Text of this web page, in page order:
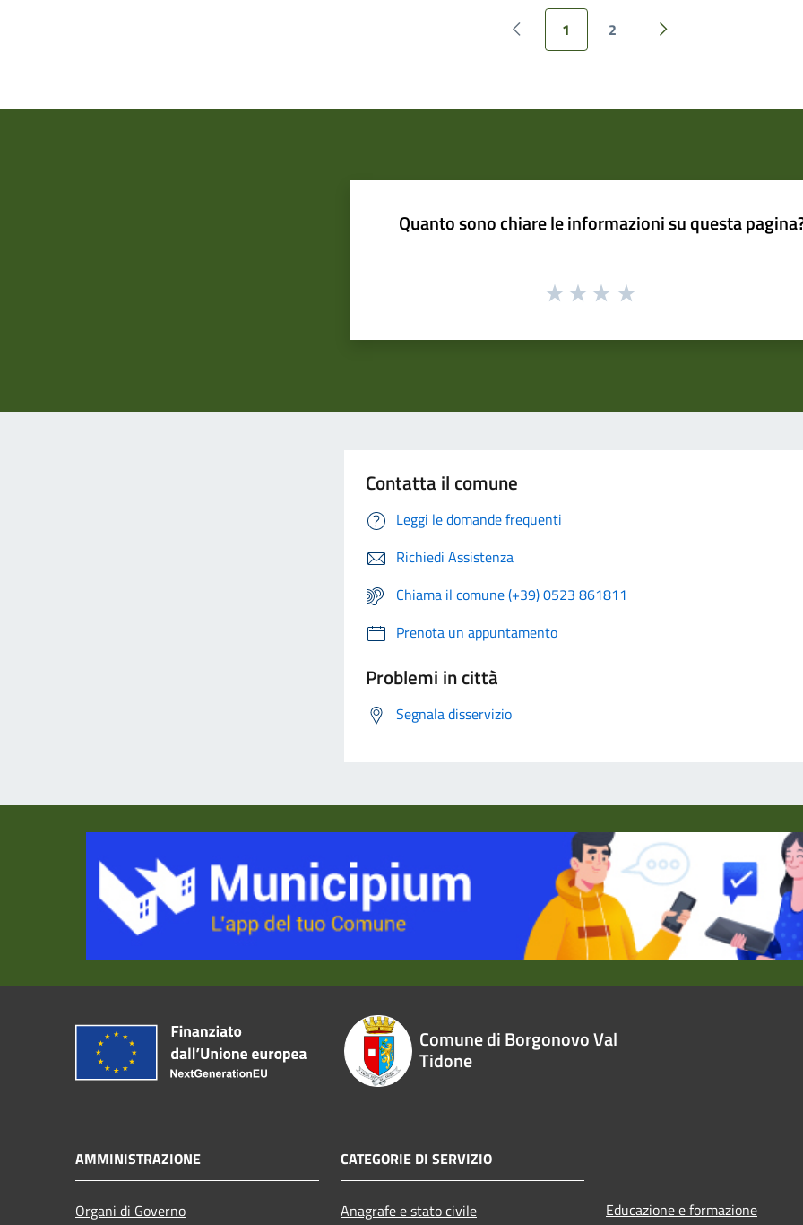
Pagina precedente
1 2
Pagina successiva
Quanto sono chiare le informazioni su questa
Contatta il comune
Leggi le domande frequenti
Richiedi Assistenza
Chiama il comune (+39) 0523 861811
Prenota un appuntamento
Problemi in città
Segnala disservizio
Comune di Borgonovo Val
Tidone
AMMINISTRAZIONE
Organi di Governo
CATEGORIE DI SERVIZIO
Anagrafe e stato civile Educazione e formazione